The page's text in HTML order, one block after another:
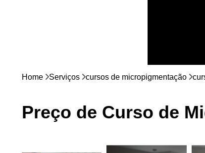
calvície
Home Serviços cursos de micropigmentação
Preço de Curso de